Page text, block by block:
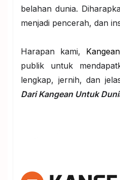
belahan dunia.
menjadi pencerah, dan
Harapan kami,
publik untuk
lengkap, jernih, dan
Dari Kangean Untuk